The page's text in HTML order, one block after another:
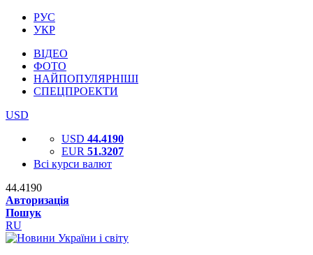
РУС
УКР
ВІДЕО
ФОТО
НАЙПОПУЛЯРНІШІ
СПЕЦПРОЕКТИ
USD
USD 44.4190
EUR 51.3207
Всі курси валют
44.4190
Авторизація
Пошук
RU